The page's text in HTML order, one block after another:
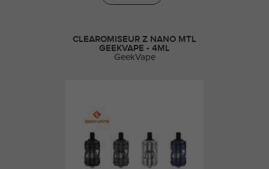
CLEAROMISEUR Z NANO MTL
GEEKVAPE - 4ML
GeekVape